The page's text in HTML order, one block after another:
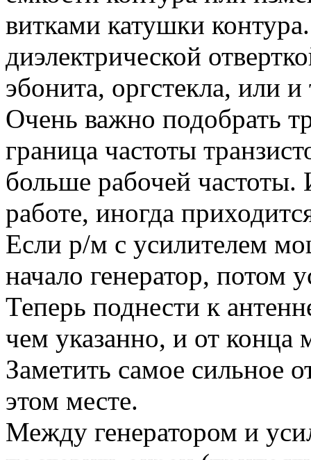
витками катушки
диэлектрической
эбонита, оргстекла, или
Очень важно подобрать
граница частоты
больше рабочей
работе, иногда
Если р/м с усилителем
начало генератор, потом
Теперь поднести к
чем указанно, и от конца
Заметить самое сильное
этом месте.
Между генератором и